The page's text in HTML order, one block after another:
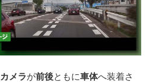
カメラが前後ともに車体へ装着さ